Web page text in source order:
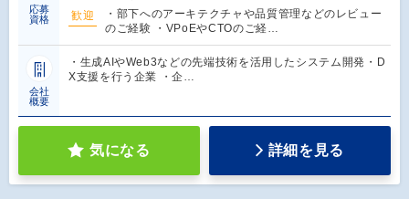
応募
資格
歓迎
・部下へのアーキテクチャや品質管理などのレビュー
のご経験 ・VPoEやCTOのご経…
会社
概要
・生成AIやWeb3などの先端技術を活用したシステム開発・D
X支援を行う企業 ・企…
気になる 詳細を見る